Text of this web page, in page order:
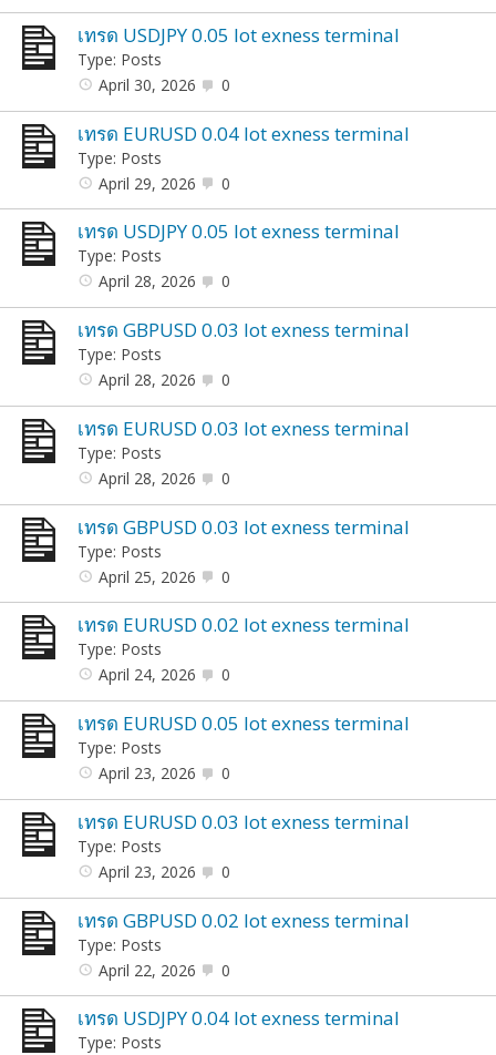
เทรด USDJPY 0.05 lot exness terminal
Type: Posts
April 30, 2026
0
เทรด EURUSD 0.04 lot exness terminal
Type: Posts
April 29, 2026
0
เทรด USDJPY 0.05 lot exness terminal
Type: Posts
April 28, 2026
0
เทรด GBPUSD 0.03 lot exness terminal
Type: Posts
April 28, 2026
0
เทรด EURUSD 0.03 lot exness terminal
Type: Posts
April 28, 2026
0
เทรด GBPUSD 0.03 lot exness terminal
Type: Posts
April 25, 2026
0
เทรด EURUSD 0.02 lot exness terminal
Type: Posts
April 24, 2026
0
เทรด EURUSD 0.05 lot exness terminal
Type: Posts
April 23, 2026
0
เทรด EURUSD 0.03 lot exness terminal
Type: Posts
April 23, 2026
0
เทรด GBPUSD 0.02 lot exness terminal
Type: Posts
April 22, 2026
0
เทรด USDJPY 0.04 lot exness terminal
Type: Posts